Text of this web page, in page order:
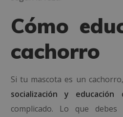
Cómo
cachorro
Si tu mascota es un cachorro,
socialización y educación
complicado. Lo que debes